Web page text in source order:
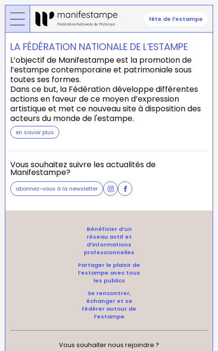
Aller
au
contenu
principal
fête de l’estampe
LA FÉDÉRATION NATIONALE DE L’ESTAMPE
L’objectif de Manifestampe est la promotion de
l’estampe contemporaine et patrimoniale sous
toutes ses formes.
Dans ce but, la Fédération développe différentes
actions en faveur de ce moyen d’expression
artistique et met ce nouveau site à disposition des
acteurs du monde de l'estampe.
en savoir plus
Vous souhaitez suivre les actualités de
Manifestampe?
abonnez-vous à la newsletter
Bénéficier d’un
réseau actif et
d’informations
professionnelles
Partager le plaisir de
l’estampe avec tous
les publics
Se rencontrer,
échanger et se
fédérer autour de
l’estampe
Vous souhaiter nous rejoindre ?